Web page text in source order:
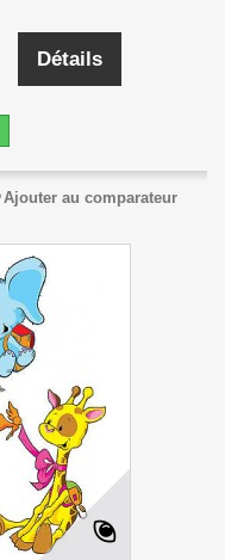
Détails
Ajouter au comparateur